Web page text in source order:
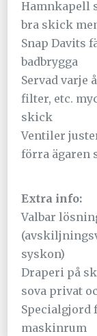
Hamnkapell
bra skick
Snap Davits
badbrygga
Servad varje
filter, etc.
skick
Ventiler
förra ägaren
Extra info:
Valbar
syskon)
Draperi på
sova privat
Specialgjord
maskinrum